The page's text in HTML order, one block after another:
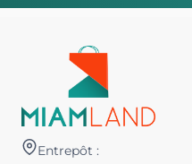
Entrepôt :